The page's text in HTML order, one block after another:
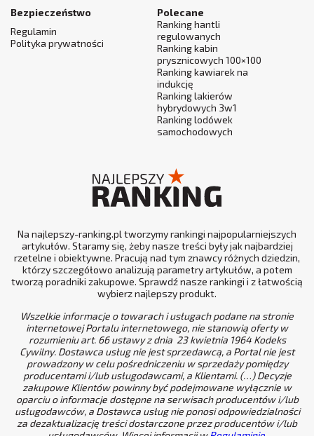
Bezpieczeństwo
Regulamin
Polityka prywatności
Polecane
Ranking hantli
regulowanych
Ranking kabin
prysznicowych 100×100
Ranking kawiarek na
indukcję
Ranking lakierów
hybrydowych 3w1
Ranking lodówek
samochodowych
Na najlepszy-ranking.pl tworzymy rankingi najpopularniejszych
artykułów. Staramy się, żeby nasze treści były jak najbardziej
rzetelne i obiektywne. Pracują nad tym znawcy różnych dziedzin,
którzy szczegółowo analizują parametry artykułów, a potem
tworzą poradniki zakupowe. Sprawdź nasze rankingi i z łatwością
wybierz najlepszy produkt.
Wszelkie informacje o towarach i usługach podane na stronie
internetowej Portalu internetowego, nie stanowią oferty w
rozumieniu art. 66 ustawy z dnia 23 kwietnia 1964 Kodeks
Cywilny. Dostawca usług nie jest sprzedawcą, a Portal nie jest
prowadzony w celu pośredniczeniu w sprzedaży pomiędzy
producentami i/lub usługodawcami, a Klientami. (…) Decyzje
zakupowe Klientów powinny być podejmowane wyłącznie w
oparciu o informacje dostępne na serwisach producentów i/lub
usługodawców, a Dostawca usług nie ponosi odpowiedzialności
za dezaktualizację treści dostarczone przez producentów i/lub